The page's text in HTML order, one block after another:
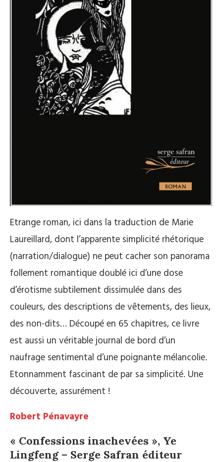
Etrange roman, ici dans la traduction de Marie
Laureillard, dont l’apparente simplicité rhétorique
(narration/dialogue) ne peut cacher son panorama
follement romantique doublé ici d’une dose
d’érotisme subtilement dissimulée dans des
couleurs, des descriptions de vêtements, des lieux,
des non-dits… Découpé en 65 chapitres, ce livre
est aussi un véritable journal de bord d’un
naufrage sentimental d’une poignante mélancolie.
Etonnamment fascinant de par sa simplicité. Une
découverte, assurément !
Robert Pénavayre
« Confessions inachevées », Ye
Lingfeng – Serge Safran éditeur